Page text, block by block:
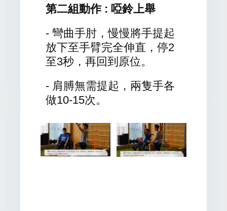
第二組動作 : 啞鈴上舉
- 彎曲手肘，慢慢將手提起
放下至手臂完全伸直，停2
至3秒，再回到原位。
- 肩膊無需提起，兩隻手各
做10-15次。